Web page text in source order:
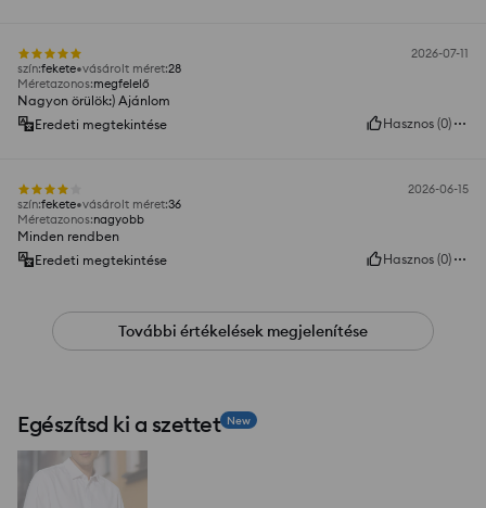
2026-07-11
szín:fekete vásárolt méret:28
Méretazonos:megfelelő
Nagyon örülök:) Ajánlom
Eredeti megtekintése
Hasznos (0)
2026-06-15
szín:fekete vásárolt méret:36
Méretazonos:nagyobb
Minden rendben
Eredeti megtekintése
Hasznos (0)
További értékelések megjelenítése
Egészítsd ki a szettet New